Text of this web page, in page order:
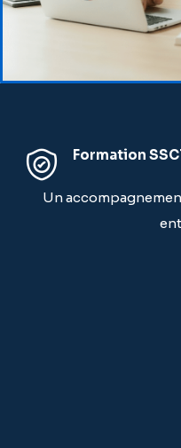
Formation
Un